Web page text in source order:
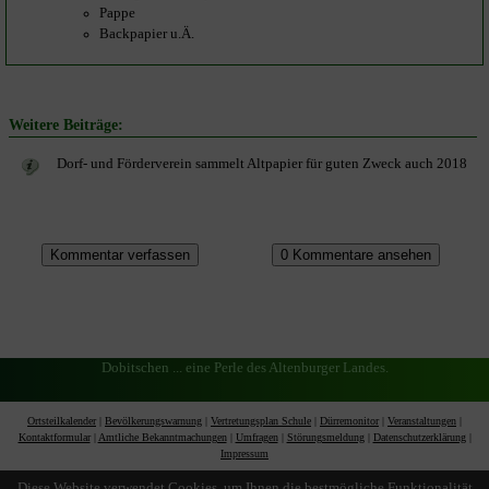
Pappe
Backpapier u.Ä.
Weitere Beiträge:
Dorf- und Förderverein sammelt Altpapier für guten Zweck auch 2018
Dobitschen ... eine Perle des Altenburger Landes.
Ortsteilkalender Bevölkerungswarnung Vertretungsplan Schule Dürremonitor Veranstaltungen
Kontaktformular| Amtliche Bekanntmachungen| Umfragen| Störungsmeldung| Datenschutzerklärung|
Impressum